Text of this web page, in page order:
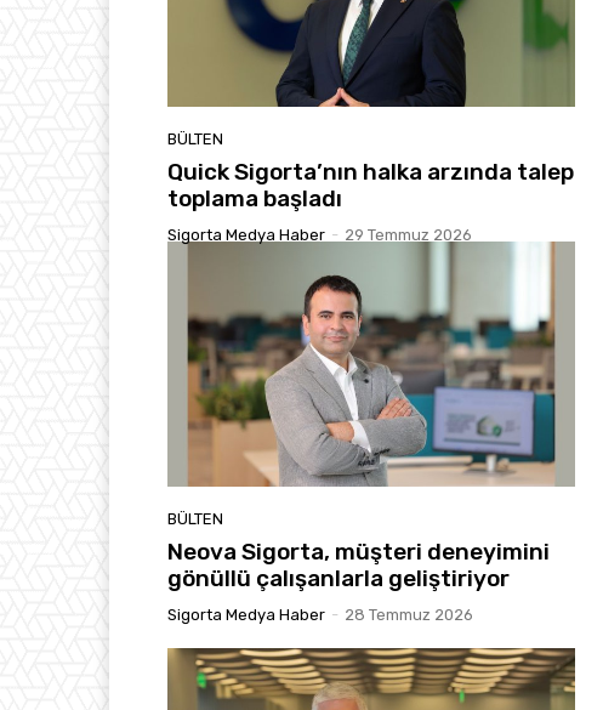
BÜLTEN
Quick Sigorta’nın halka arzında talep
toplama başladı
Sigorta Medya Haber - 29 Temmuz 2026
BÜLTEN
Neova Sigorta, müşteri deneyimini
gönüllü çalışanlarla geliştiriyor
Sigorta Medya Haber - 28 Temmuz 2026